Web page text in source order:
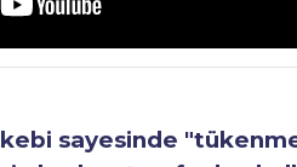
sayesinde